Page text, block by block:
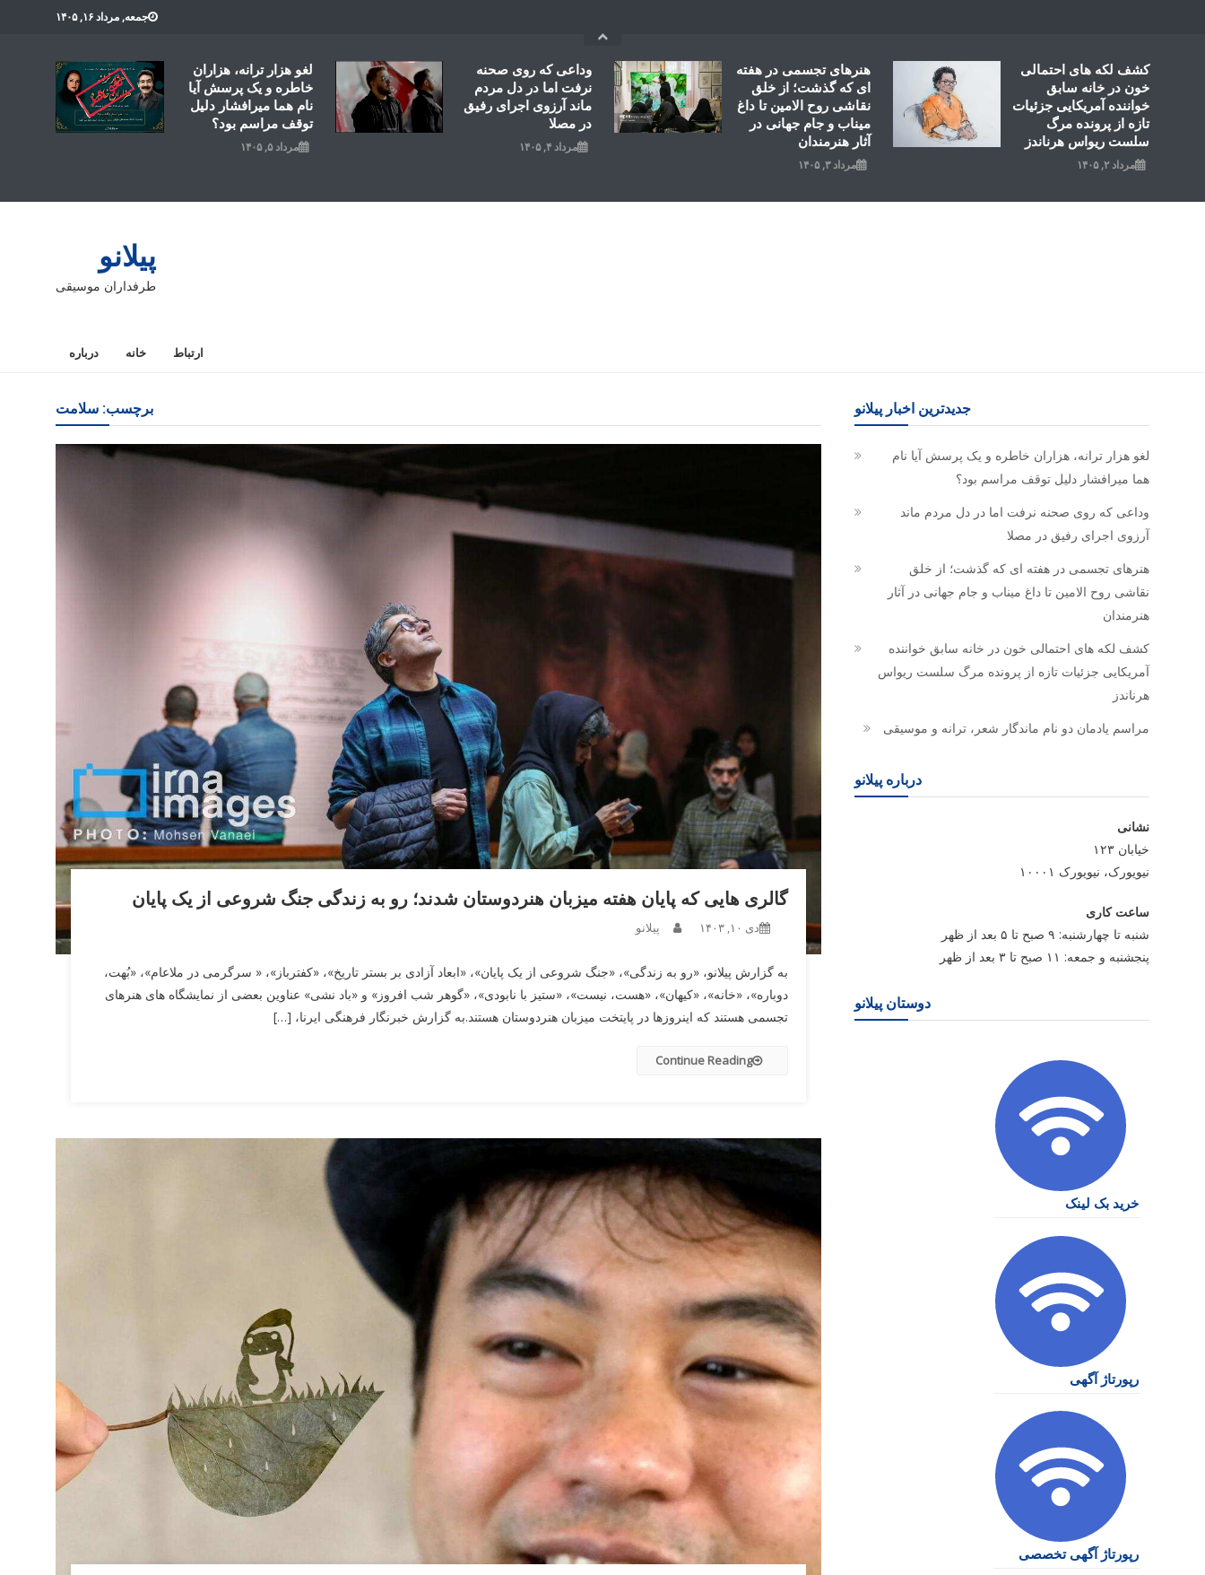
جمعه, مرداد ۱۶, ۱۴۰۵
لغو هزار ترانه، هزاران
خاطره و یک پرسش آیا
نام هما میرافشار دلیل
توقف مراسم بود؟
مرداد ۵, ۱۴۰۵
وداعی که روی صحنه
نرفت اما در دل مردم
ماند آرزوی اجرای رفیق
در مصلا
مرداد ۴, ۱۴۰۵
هنرهای تجسمی در هفته
ای که گذشت؛ از خلق
نقاشی روح الامین تا داغ
میناب و جام جهانی در
آثار هنرمندان
مرداد ۳, ۱۴۰۵
کشف لکه های احتمالی
خون در خانه سابق
خواننده آمریکایی جزئیات
تازه از پرونده مرگ
سلست ریواس هرناندز
مرداد ۲, ۱۴۰۵
پیلانو
طرفداران موسیقی
ارتباط خانه درباره
برچسب: سلامت
گالری هایی که پایان هفته میزبان هنردوستان شدند؛ رو به زندگی جنگ شروعی از یک پایان
دی ۱۰, ۱۴۰۳ پیلانو
به گزارش پیلانو، «رو به زندگی»، «جنگ شروعی از یک پایان»، «ابعاد آزادی بر بستر تاریخ»، «کفترباز»، « سرگرمی در ملاعام»، «بُهت،
دوباره»، «خانه»، «کیهان»، «هست، نیست»، «ستیز با نابودی»، «گوهر شب افروز» و «باد نشی» عناوین بعضی از نمایشگاه های هنرهای
تجسمی هستند که اینروزها در پایتخت میزبان هنردوستان هستند.به گزارش خبرنگار فرهنگی ایرنا، […]
Continue Reading
جدیدترین اخبار پیلانو
لغو هزار ترانه، هزاران خاطره و یک پرسش آیا نام
هما میرافشار دلیل توقف مراسم بود؟
وداعی که روی صحنه نرفت اما در دل مردم ماند
آرزوی اجرای رفیق در مصلا
هنرهای تجسمی در هفته ای که گذشت؛ از خلق
نقاشی روح الامین تا داغ میناب و جام جهانی در آثار
هنرمندان
کشف لکه های احتمالی خون در خانه سابق خواننده
آمریکایی جزئیات تازه از پرونده مرگ سلست ریواس
هرناندز
مراسم یادمان دو نام ماندگار شعر، ترانه و موسیقی
درباره پیلانو
نشانی
خیابان ۱۲۳
نیویورک، نیویورک ۱۰۰۰۱
ساعت کاری
شنبه تا چهارشنبه: ۹ صبح تا ۵ بعد از ظهر
پنجشنبه و جمعه: ۱۱ صبح تا ۳ بعد از ظهر
دوستان پیلانو
خرید بک لینک
رپورتاژ آگهی
رپورتاژ آگهی تخصصی